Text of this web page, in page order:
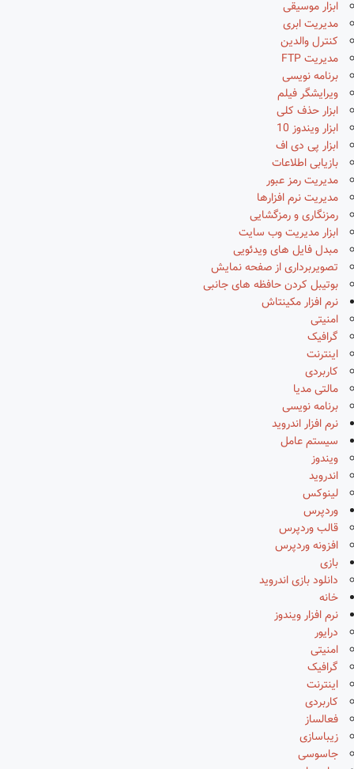
ابزار موسیقی
مدیریت ابری
کنترل والدین
مدیریت FTP
برنامه نویسی
ویرایشگر فیلم
ابزار حذف کلی
ابزار ویندوز 10
ابزار پی دی اف
بازیابی اطلاعات
مدیریت رمز عبور
مدیریت نرم افزارها
رمزنگاری و رمزگشایی
ابزار مدیریت وب سایت
مبدل فایل های ویدئویی
تصویربرداری از صفحه نمایش
بوتیبل کردن حافظه های جانبی
نرم افزار مکینتاش
امنیتی
گرافیک
اینترنت
کاربردی
مالتی مدیا
برنامه نویسی
نرم افزار اندروید
سیستم عامل
ویندوز
اندروید
لینوکس
وردپرس
قالب وردپرس
افزونه وردپرس
بازی
دانلود بازی اندروید
خانه
نرم افزار ویندوز
درایور
امنیتی
گرافیک
اینترنت
کاربردی
فعالساز
زیباسازی
جاسوسی